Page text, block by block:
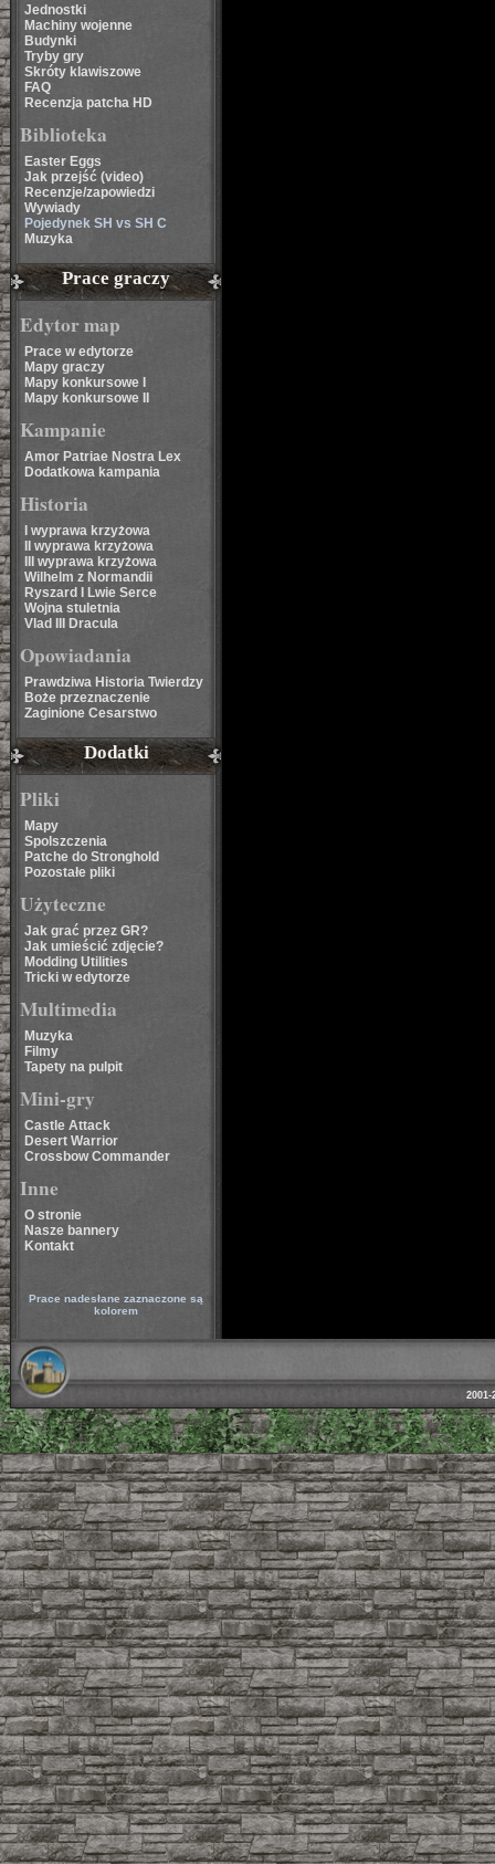
Jednostki
Machiny wojenne
Budynki
Tryby gry
Skróty klawiszowe
FAQ
Recenzja patcha HD
Biblioteka
Easter Eggs
Jak przejść (video)
Recenzje/zapowiedzi
Wywiady
Pojedynek SH vs SH C
Muzyka
Prace graczy
Edytor map
Prace w edytorze
Mapy graczy
Mapy konkursowe I
Mapy konkursowe II
Kampanie
Amor Patriae Nostra Lex
Dodatkowa kampania
Historia
I wyprawa krzyżowa
II wyprawa krzyżowa
III wyprawa krzyżowa
Wilhelm z Normandii
Ryszard I Lwie Serce
Wojna stuletnia
Vlad III Dracula
Opowiadania
Prawdziwa Historia Twierdzy
Boże przeznaczenie
Zaginione Cesarstwo
Dodatki
Pliki
Mapy
Spolszczenia
Patche do Stronghold
Pozostałe pliki
Użyteczne
Jak grać przez GR?
Jak umieścić zdjęcie?
Modding Utilities
Tricki w edytorze
Multimedia
Muzyka
Filmy
Tapety na pulpit
Mini-gry
Castle Attack
Desert Warrior
Crossbow Commander
Inne
O stronie
Nasze bannery
Kontakt
Prace nadesłane zaznaczone są
kolorem